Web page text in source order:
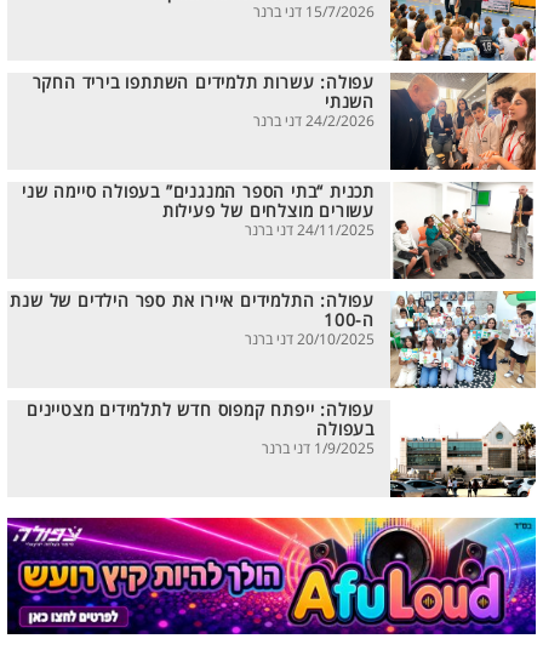
15/7/2026 דני ברנר
עפולה: עשרות תלמידים השתתפו ביריד החקר
השנתי
24/2/2026 דני ברנר
תכנית “בתי הספר המנגנים” בעפולה סיימה שני
עשורים מוצלחים של פעילות
24/11/2025 דני ברנר
עפולה: התלמידים איירו את ספר הילדים של שנת
ה-100
20/10/2025 דני ברנר
עפולה: ייפתח קמפוס חדש לתלמידים מצטיינים
בעפולה
1/9/2025 דני ברנר